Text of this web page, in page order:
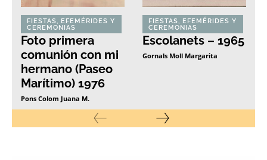
FIESTAS, EFEMÉRIDES Y
CEREMONIAS
Foto primera
comunión con mi
hermano (Paseo
Marítimo) 1976
Pons Colom Juana M.
FIESTAS, EFEMÉRIDES Y
CEREMONIAS
Escolanets – 1965
Gornals Moll Margarita